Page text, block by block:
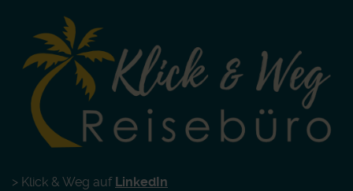
> Klick & Weg auf LinkedIn